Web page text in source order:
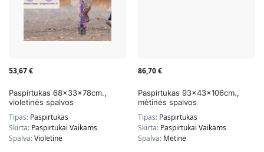
53,67€
Paspirtukas 68x33x78cm.,
violetinės spalvos
Tipas: Paspirtukas
Skirta: Paspirtukai Vaikams
Spalva:Violetinė
86,70€
Paspirtukas 93x43x106cm.,
mėtinės spalvos
Tipas: Paspirtukas
Skirta: Paspirtukai Vaikams
Spalva: Mėtinė